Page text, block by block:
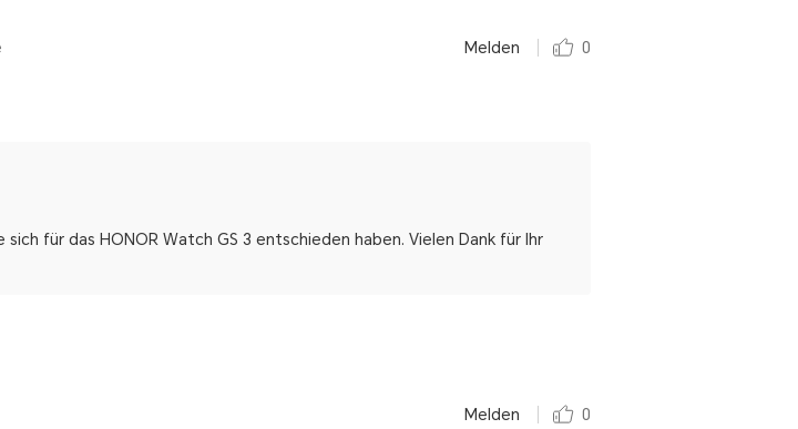
Melden 0
sich für das HONOR Watch GS 3 entschieden haben. Vielen Dank für Ihr
Melden 0